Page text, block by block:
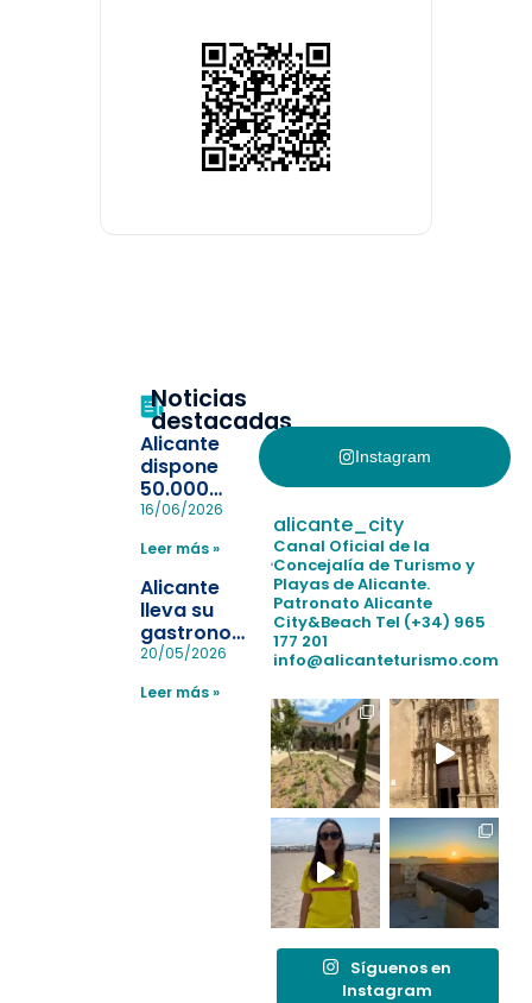
Noticias
destacadas
Alicante
dispone
50.000
pulseras
la
pérdida de niños
en las
playas y
realiza con
éxito un
simulacro de socorrismo
16/06/2026
Leer más »
Alicante
lleva su
gastronomía
a Madrid
reforzar el
20/05/2026
Leer más »
Instagram
alicante_city
Canal Oficial de la
Concejalía de Turismo y
Playas de Alicante.
Patronato Alicante
City&Beach Tel (+34) 965
177 201
info@alicanteturismo.com
Síguenos en
Instagram